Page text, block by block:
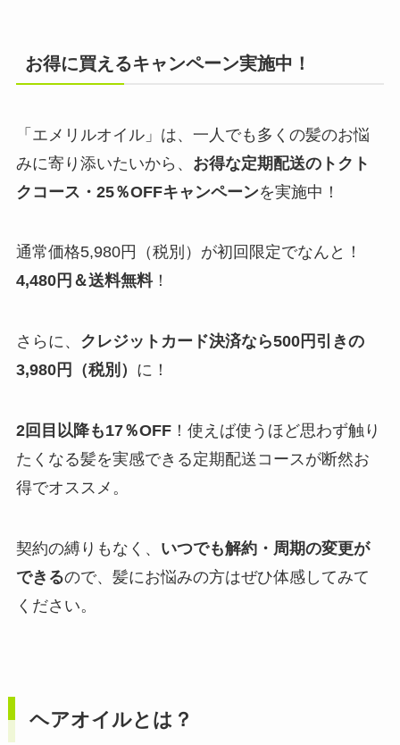
お得に買えるキャンペーン実施中！
「エメリルオイル」は、一人でも多くの髪のお悩
みに寄り添いたいから、 お得な定期配送のトクト
クコース・25％OFFキャンペーンを実施中！
通常価格5,980円（税別）が初回限定でなんと！
4,480円＆送料無料！
さらに、 クレジットカード決済なら500円引きの
3,980円（税別） に！
2回目以降も17％OFF！使えば使うほど思わず触り
たくなる髪を実感できる定期配送コースが断然お
得でオススメ。
契約の縛りもなく、 いつでも解約・周期の変更が
できるので、髪にお悩みの方はぜひ体感してみて
ください。
ヘアオイルとは？